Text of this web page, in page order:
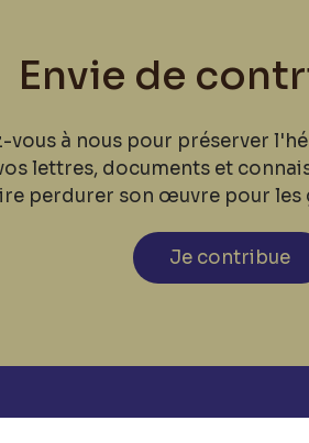
Envie de
vous à nous pour préserver
lettres, documents et
perdurer son œuvre pour les
Je contribue